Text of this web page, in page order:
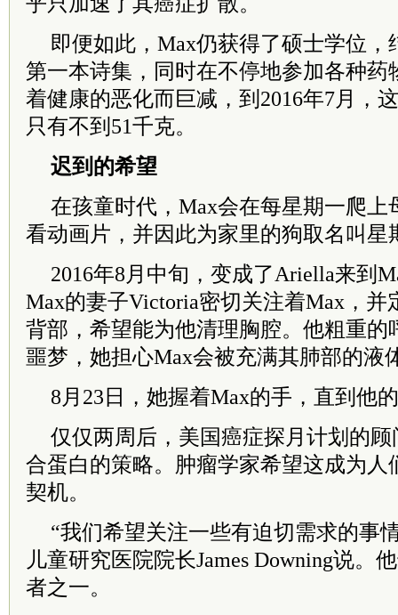
即便如此，Max仍获得了硕士学位，
第一本诗集，同时在不停地参加各种药
着健康的恶化而巨减，到2016年7月，
只有不到51千克。
迟到的希望
在孩童时代，Max会在每星期一爬上
看动画片，并因此为家里的狗取名叫星
2016年8月中旬，变成了Ariella来到
Max的妻子Victoria密切关注着Max，并
背部，希望能为他清理胸腔。他粗重的
噩梦，她担心Max会被充满其肺部的液
8月23日，她握着Max的手，直到他
仅仅两周后，美国癌症探月计划的
合蛋白的策略。肿瘤学家希望这成为人
契机。
“我们希望关注一些有迫切需求的事
儿童研究医院院长James Downing说。
者之一。